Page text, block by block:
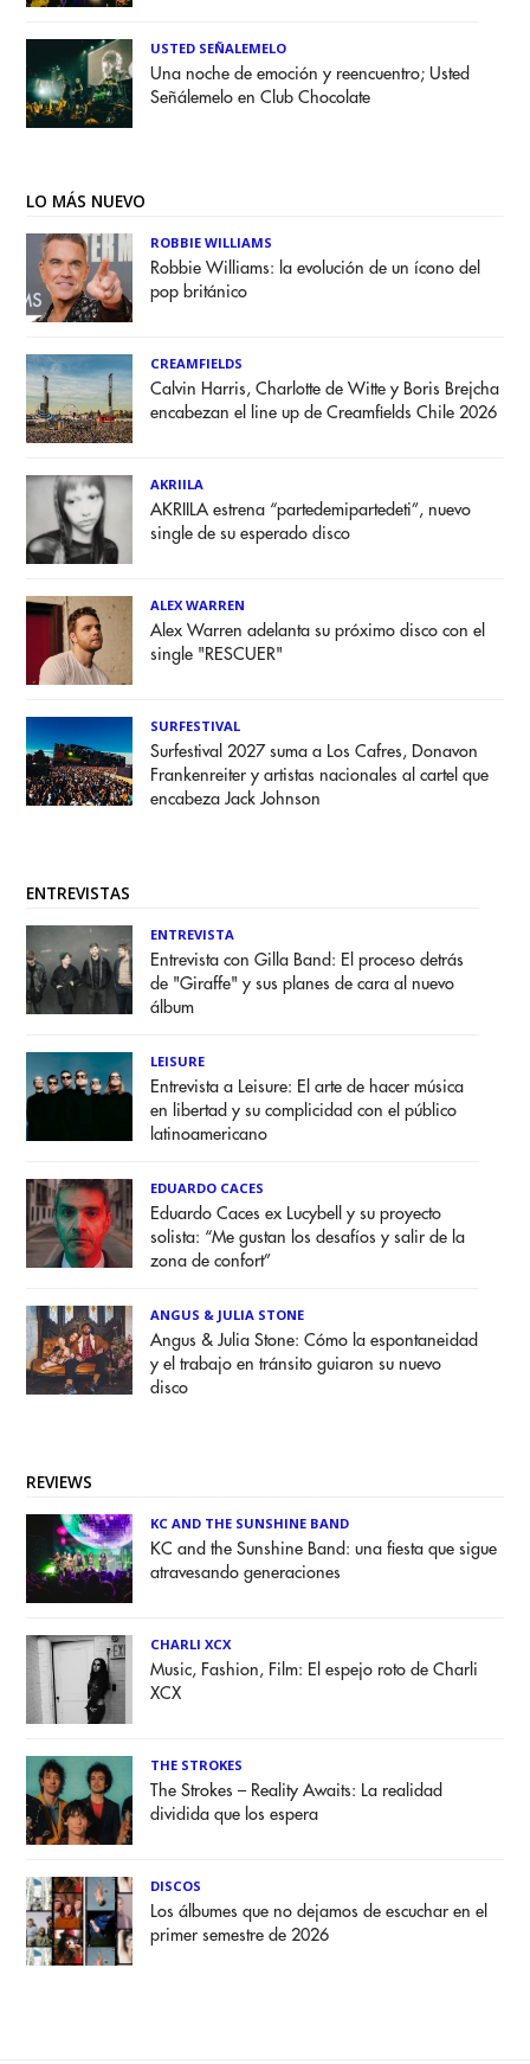
USTED SEÑALEMELO
Una noche de emoción y reencuentro; Usted
Señálemelo en Club Chocolate
LO MÁS NUEVO
ROBBIE WILLIAMS
Robbie Williams: la evolución de un ícono del
pop británico
CREAMFIELDS
Calvin Harris, Charlotte de Witte y Boris Brejcha
encabezan el line up de Creamfields Chile 2026
AKRIILA
AKRIILA estrena “partedemipartedeti”, nuevo
single de su esperado disco
ALEX WARREN
Alex Warren adelanta su próximo disco con el
single "RESCUER"
SURFESTIVAL
Surfestival 2027 suma a Los Cafres, Donavon
Frankenreiter y artistas nacionales al cartel que
encabeza Jack Johnson
ENTREVISTAS
ENTREVISTA
Entrevista con Gilla Band: El proceso detrás
de "Giraffe" y sus planes de cara al nuevo
álbum
LEISURE
Entrevista a Leisure: El arte de hacer música
en libertad y su complicidad con el público
latinoamericano
EDUARDO CACES
Eduardo Caces ex Lucybell y su proyecto
solista: “Me gustan los desafíos y salir de la
zona de confort”
ANGUS & JULIA STONE
Angus & Julia Stone: Cómo la espontaneidad
y el trabajo en tránsito guiaron su nuevo
disco
REVIEWS
KC AND THE SUNSHINE BAND
KC and the Sunshine Band: una fiesta que sigue
atravesando generaciones
CHARLI XCX
Music, Fashion, Film: El espejo roto de Charli
XCX
THE STROKES
The Strokes – Reality Awaits: La realidad
dividida que los espera
DISCOS
Los álbumes que no dejamos de escuchar en el
primer semestre de 2026